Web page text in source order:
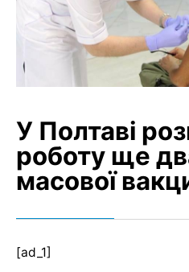
У Полтаві
роботу ще
масової
[ad_1]